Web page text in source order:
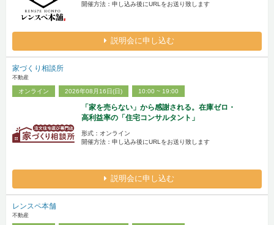
開催方法：申し込み後にURLをお送り致します
説明会に申し込む
家づくり相談所
不動産
オンライン 2026年08月16日(日) 10:00 ~ 19:00
「家を売らない」から感謝される。在庫ゼロ・
高利益率の「住宅コンサルタント」
形式：オンライン
開催方法：申し込み後にURLをお送り致します
説明会に申し込む
レンスペ本舗
不動産